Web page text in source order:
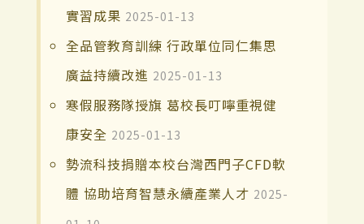
實習成果 2025-01-13
全品管教育訓練 行政單位同仁集思
廣益持續改進 2025-01-13
寒假服務隊授旗 葛校長叮嚀重視健
康安全 2025-01-13
勢流科技捐贈本校台灣西門子CFD軟
體 協助培育智慧永續產業人才 2025-